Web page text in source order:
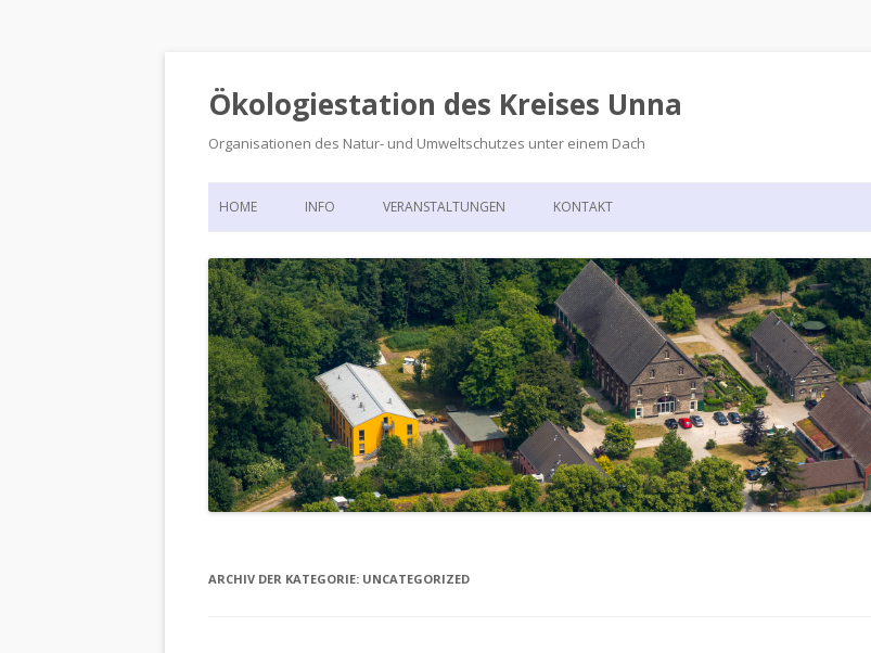
Ökologiestation des Kreises Unna
Organisationen des Natur- und Umweltschutzes unter einem Dach
Zum
HOME INFO
DIE ÖKOLOGIESTATION – FAST
900 JAHRE VORGESCHICHTE
VERANSTALTUNGEN KONTAKT
ARCHIV DER KATEGORIE: UNCATEGORIZED